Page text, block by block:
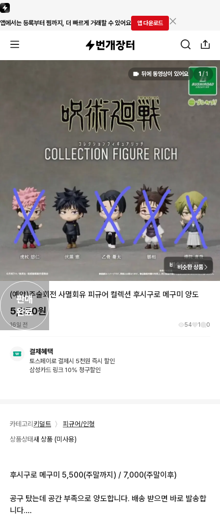
앱에서는 등록부터 찜까지, 더 빠르게 거래할 수 있어요 앱 다운로드
판매
완료
뒤에 동영상이 있어요 1 / 1
비슷한 상품
(예약)주술회전 사멸회유 피규어 컬렉션 후시구로 메구미 양도
5,850원
16일 전 54 1 0
결제혜택
토스페이로 결제시 5천원 즉시 할인
삼성카드 링크 10% 청구할인
카테고리 키덜트 〉
피규어/인형
상품상태새 상품 (미사용)
후시구로 메구미 5,500(주말까지) / 7,000(주말이후)
공구 탔는데 공간 부족으로 양도합니다. 배송 받으면 바로 발송합
니다.